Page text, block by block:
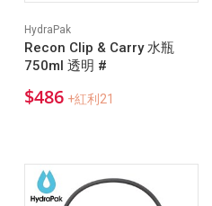
HydraPak
Recon Clip & Carry 水瓶
750ml 透明 #
$486 +紅利21